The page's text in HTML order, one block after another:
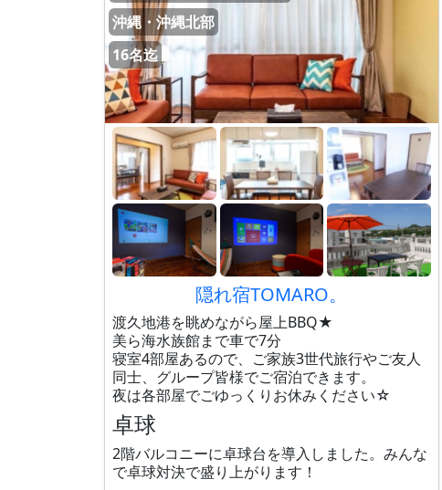
沖縄・沖縄北部
16名迄
隠れ宿TOMARO。
渡久地港を眺めながら屋上BBQ★
美ら海水族館まで車で7分
寝室4部屋あるので、ご家族3世代旅行やご友人
同士、グループ皆様でご宿泊できます。
夜は各部屋でごゆっくりお休みください☆
卓球
2階バルコニーに卓球台を導入しました。みんな
で卓球対決で盛り上がります！